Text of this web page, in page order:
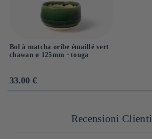
Bol à matcha oribe émaillé vert
chawan ø 125mm ⋅ touga
Prix
habituel
33.00 €
Recensioni Clienti